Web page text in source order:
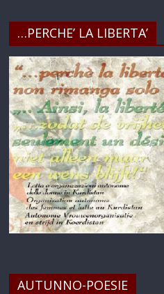
…PERCHE’ LA LIBERTA’
AUTUNNO-POESIE